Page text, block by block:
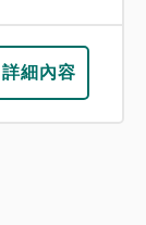
詳細內容